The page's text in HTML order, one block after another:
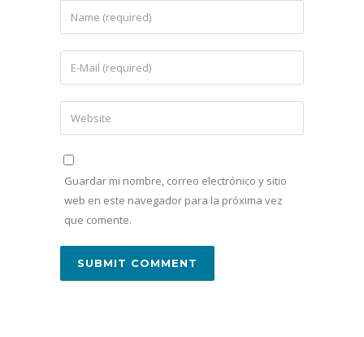
Guardar mi nombre, correo electrónico y sitio
web en este navegador para la próxima vez
que comente.